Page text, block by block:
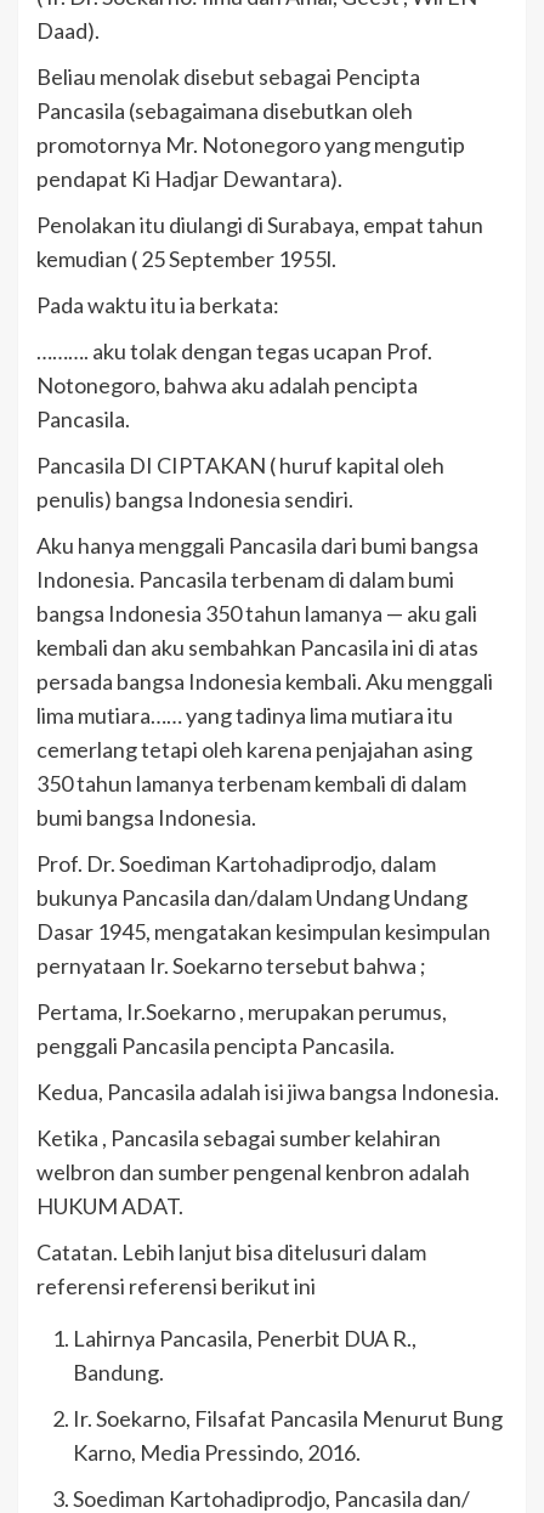
Daad).
Beliau menolak disebut sebagai Pencipta
Pancasila (sebagaimana disebutkan oleh
promotornya Mr. Notonegoro yang mengutip
pendapat Ki Hadjar Dewantara).
Penolakan itu diulangi di Surabaya, empat tahun
kemudian ( 25 September 1955l.
Pada waktu itu ia berkata:
………. aku tolak dengan tegas ucapan Prof.
Notonegoro, bahwa aku adalah pencipta
Pancasila.
Pancasila DI CIPTAKAN ( huruf kapital oleh
penulis) bangsa Indonesia sendiri.
Aku hanya menggali Pancasila dari bumi bangsa
Indonesia. Pancasila terbenam di dalam bumi
bangsa Indonesia 350 tahun lamanya — aku gali
kembali dan aku sembahkan Pancasila ini di atas
persada bangsa Indonesia kembali. Aku menggali
lima mutiara…… yang tadinya lima mutiara itu
cemerlang tetapi oleh karena penjajahan asing
350 tahun lamanya terbenam kembali di dalam
bumi bangsa Indonesia.
Prof. Dr. Soediman Kartohadiprodjo, dalam
bukunya Pancasila dan/dalam Undang Undang
Dasar 1945, mengatakan kesimpulan kesimpulan
pernyataan Ir. Soekarno tersebut bahwa ;
Pertama, Ir.Soekarno , merupakan perumus,
penggali Pancasila pencipta Pancasila.
Kedua, Pancasila adalah isi jiwa bangsa Indonesia.
Ketika , Pancasila sebagai sumber kelahiran
welbron dan sumber pengenal kenbron adalah
HUKUM ADAT.
Catatan. Lebih lanjut bisa ditelusuri dalam
referensi referensi berikut ini
Lahirnya Pancasila, Penerbit DUA R.,
Bandung.
Ir. Soekarno, Filsafat Pancasila Menurut Bung
Karno, Media Pressindo, 2016.
Soediman Kartohadiprodjo, Pancasila dan/